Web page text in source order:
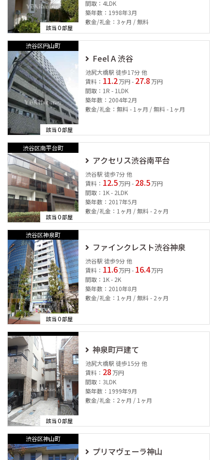
該当0部屋
間取：4LDK
築年数：1998年3月
敷金/礼金：3ヶ月 / 無料
渋谷区円山町
該当0部屋
Feel A 渋谷
池尻大橋駅 徒歩17分 他
賃料： 11.2 万円 - 27.8 万円
間取：1R - 1LDK
築年数：2004年2月
敷金/礼金：無料 - 1ヶ月 / 無料 - 1ヶ月
渋谷区南平台町
該当0部屋
アクセリス渋谷南平台
渋谷駅 徒歩7分 他
賃料： 12.5 万円 - 28.5 万円
間取：1K - 2LDK
築年数：2017年5月
敷金/礼金：1ヶ月 / 無料 - 2ヶ月
渋谷区神泉町
該当0部屋
ファインクレスト渋谷神泉
渋谷駅 徒歩9分 他
賃料： 11.6 万円 - 16.4 万円
間取：1K - 2K
築年数：2010年8月
敷金/礼金：1ヶ月 / 無料 - 2ヶ月
該当0部屋
神泉町戸建て
池尻大橋駅 徒歩15分 他
賃料： 28 万円
間取：3LDK
築年数：1999年9月
敷金/礼金：2ヶ月 / 1ヶ月
渋谷区神山町
プリマヴェーラ神山